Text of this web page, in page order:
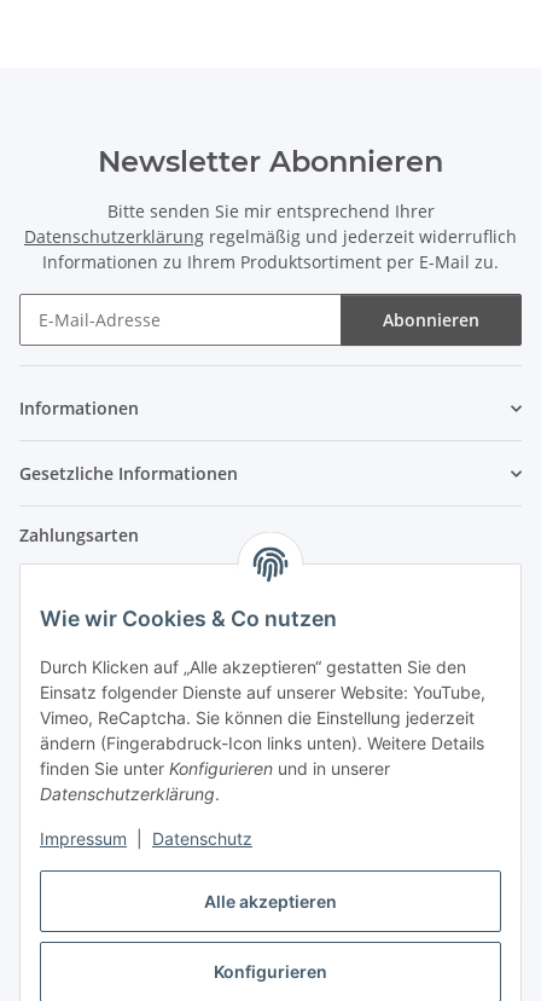
Alle akzeptieren
Konfigurieren
Wie wir Cookies & Co nutzen
Durch Klicken auf „Alle akzeptieren“ gestatten Sie den
Einsatz folgender Dienste auf unserer Website: YouTube,
Vimeo, ReCaptcha. Sie können die Einstellung jederzeit
ändern (Fingerabdruck-Icon links unten). Weitere Details
finden Sie unter Konfigurieren und in unserer
Datenschutzerklärung.
Impressum Datenschutz
Newsletter Abonnieren
Bitte senden Sie mir entsprechend Ihrer
Datenschutzerklärung regelmäßig und jederzeit widerruflich
Informationen zu Ihrem Produktsortiment per E-Mail zu.
Abonnieren
Informationen
Gesetzliche Informationen
Zahlungsarten
Versandpartner
Partner